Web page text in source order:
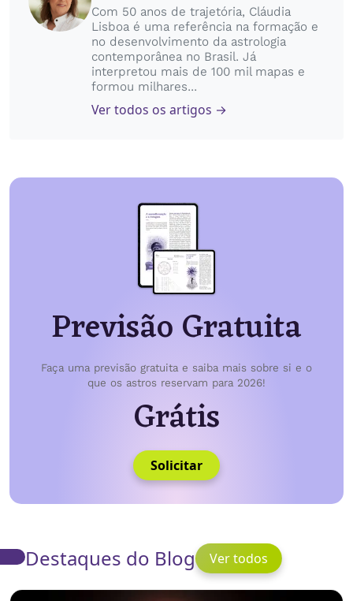
Com 50 anos de trajetória, Cláudia
Lisboa é uma referência na formação e
no desenvolvimento da astrologia
contemporânea no Brasil. Já
interpretou mais de 100 mil mapas e
formou milhares...
Ver todos os artigos →
Previsão Gratuita
Faça uma previsão gratuita e saiba mais sobre si e o
que os astros reservam para 2026!
Grátis
Solicitar
Destaques do Blog Ver todos